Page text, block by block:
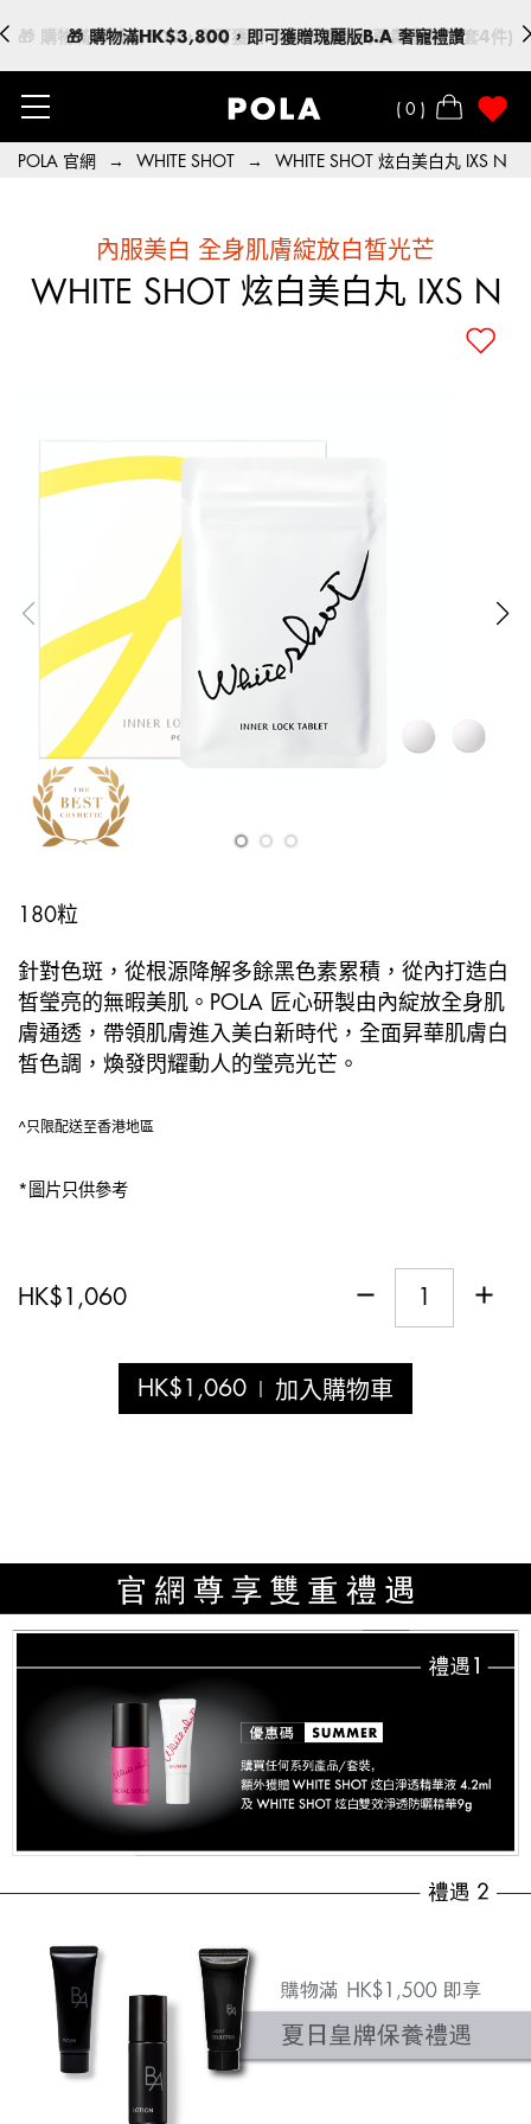
0
🎁 購物滿HK$3,800，即可獲贈瑰麗版B.A 奢寵禮讚
POLA 官網 → WHITE SHOT → WHITE SHOT 炫白美白丸 IXS N
內服美白 全身肌膚綻放白皙光芒
WHITE SHOT 炫白美白丸 IXS N
180粒
針對色斑，從根源降解多餘黑色素累積，從內打造白
皙瑩亮的無暇美肌。POLA 匠心研製由內綻放全身肌
膚通透，帶領肌膚進入美白新時代，全面昇華肌膚白
皙色調，煥發閃耀動人的瑩亮光芒。
^只限配送至香港地區
*圖片只供參考
HK$1,060
HK$1,060 加入購物車